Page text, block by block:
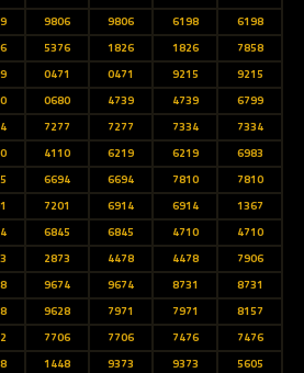
9806 9806 6198
6198
5376 1826 1826
7858
0471 0471 9215
9215
0680 4739 4739
6799
7277 7277 7334
7334
4110 6219 6219
6983
6694 6694 7810
7810
7201 6914 6914
1367
6845 6845 4710
4710
2873 4478 4478
7906
9674 9674 8731
8731
9628 7971 7971
8157
7706 7706 7476
7476
1448 9373 9373
5605